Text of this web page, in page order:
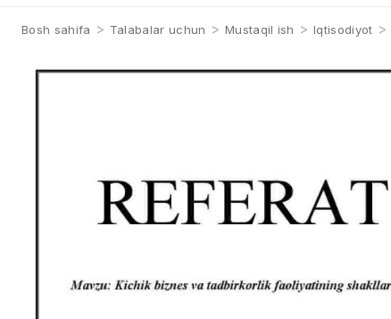
Bosh sahifa > Talabalar uchun > Mustaqil ish > Iqtisodiyot >